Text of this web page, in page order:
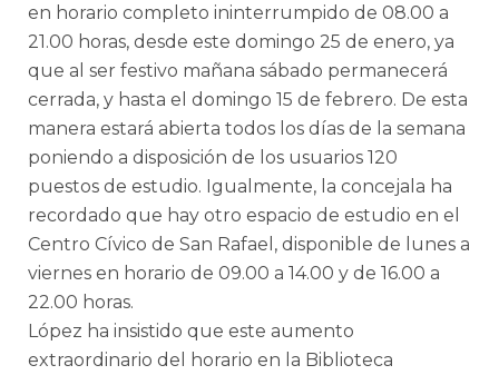
en horario completo ininterrumpido de 08.00 a
21.00 horas, desde este domingo 25 de enero, ya
que al ser festivo mañana sábado permanecerá
cerrada, y hasta el domingo 15 de febrero. De esta
manera estará abierta todos los días de la semana
poniendo a disposición de los usuarios 120
puestos de estudio. Igualmente, la concejala ha
recordado que hay otro espacio de estudio en el
Centro Cívico de San Rafael, disponible de lunes a
viernes en horario de 09.00 a 14.00 y de 16.00 a
22.00 horas.
López ha insistido que este aumento
extraordinario del horario en la Biblioteca